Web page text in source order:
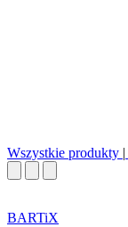
Wszystkie produkty |
BARTiX